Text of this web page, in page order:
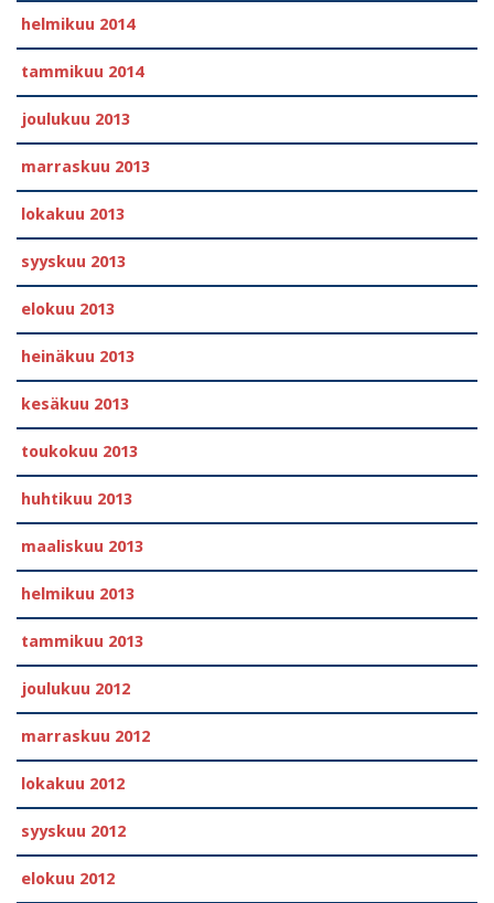
helmikuu 2014
tammikuu 2014
joulukuu 2013
marraskuu 2013
lokakuu 2013
syyskuu 2013
elokuu 2013
heinäkuu 2013
kesäkuu 2013
toukokuu 2013
huhtikuu 2013
maaliskuu 2013
helmikuu 2013
tammikuu 2013
joulukuu 2012
marraskuu 2012
lokakuu 2012
syyskuu 2012
elokuu 2012